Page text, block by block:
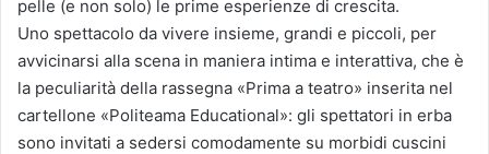
pelle (e non solo) le prime esperienze di crescita.
Uno spettacolo da vivere insieme, grandi e piccoli, per
avvicinarsi alla scena in maniera intima e interattiva, che è
la peculiarità della rassegna «Prima a teatro» inserita nel
cartellone «Politeama Educational»: gli spettatori in erba
sono invitati a sedersi comodamente su morbidi cuscini